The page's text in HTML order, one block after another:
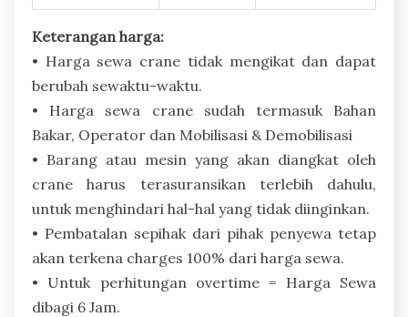
Keterangan harga:
• Harga sewa crane tidak mengikat dan dapat
berubah sewaktu-waktu.
• Harga sewa crane sudah termasuk Bahan
Bakar, Operator dan Mobilisasi & Demobilisasi
• Barang atau mesin yang akan diangkat oleh
crane harus terasuransikan terlebih dahulu,
untuk menghindari hal-hal yang tidak diinginkan.
• Pembatalan sepihak dari pihak penyewa tetap
akan terkena charges 100% dari harga sewa.
• Untuk perhitungan overtime = Harga Sewa
dibagi 6 Jam.